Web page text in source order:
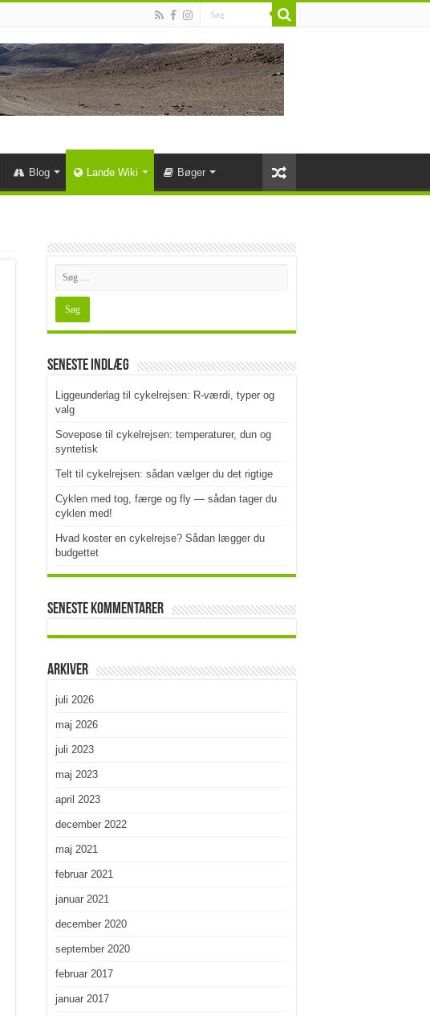
Blog Lande Wiki Bøger
Seneste indlæg
Liggeunderlag til cykelrejsen: R-værdi, typer og
valg
Sovepose til cykelrejsen: temperaturer, dun og
syntetisk
Telt til cykelrejsen: sådan vælger du det rigtige
Cyklen med tog, færge og fly — sådan tager du
cyklen med!
Hvad koster en cykelrejse? Sådan lægger du
budgettet
Seneste kommentarer
Arkiver
juli 2026
maj 2026
juli 2023
maj 2023
april 2023
december 2022
maj 2021
februar 2021
januar 2021
december 2020
september 2020
februar 2017
januar 2017